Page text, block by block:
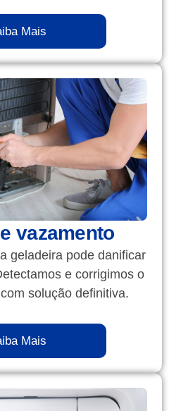
Mais
vazamento
geladeira pode danificar
e corrigimos o
solução definitiva.
Mais